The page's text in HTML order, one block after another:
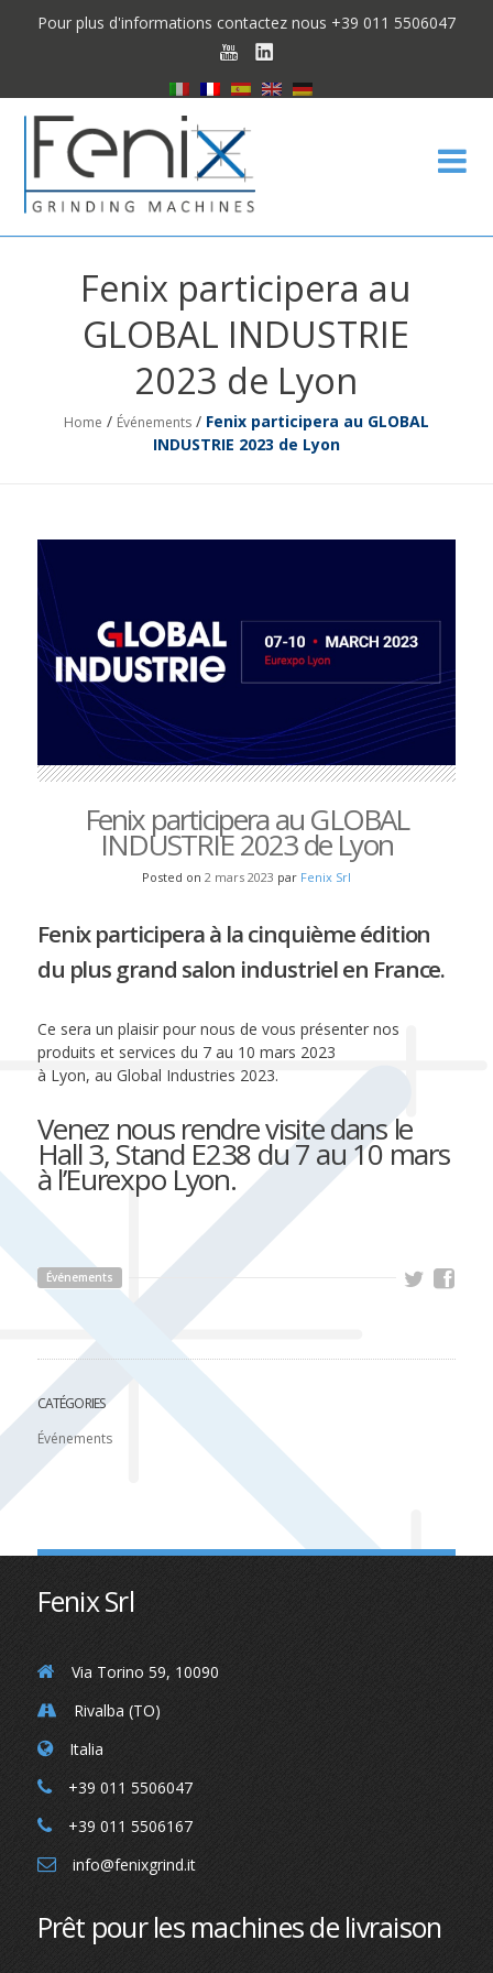
Pour plus d'informations contactez nous +39 011 5506047
Fenix participera au
GLOBAL INDUSTRIE
2023 de Lyon
Home / Événements/ Fenix participera au GLOBAL
INDUSTRIE 2023 de Lyon
Fenix participera au GLOBAL
INDUSTRIE 2023 de Lyon
Posted on 2 mars 2023 par Fenix Srl
Fenix participera à la cinquième édition
du plus grand salon industriel en France.
Ce sera un plaisir pour nous de vous présenter nos
produits et services du 7 au 10 mars 2023
à Lyon, au Global Industries 2023.
Venez nous rendre visite dans le
Hall 3, Stand E238 du 7 au 10 mars
à l’Eurexpo Lyon.
Événements
CATÉGORIES
Événements
Fenix Srl
Via Torino 59, 10090
Rivalba (TO)
Italia
+39 011 5506047
+39 011 5506167
info@fenixgrind.it
Prêt pour les machines de livraison